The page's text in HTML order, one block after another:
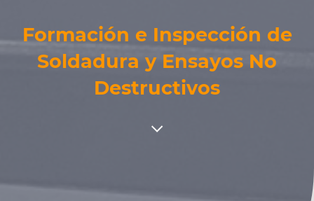
Formación e Inspección de
Soldadura y Ensayos No
Destructivos